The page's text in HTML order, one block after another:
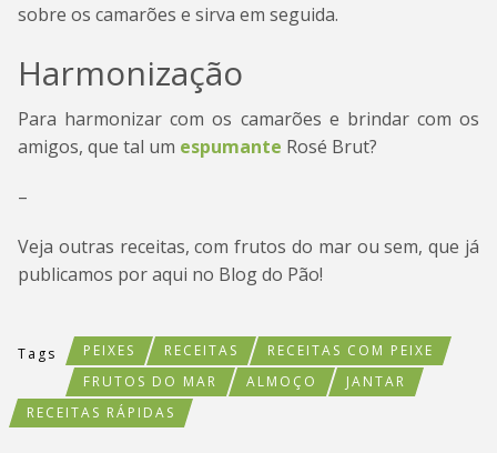
sobre os camarões e sirva em seguida.
Harmonização
Para harmonizar com os camarões e brindar com os
amigos, que tal um espumante Rosé Brut?
–
Veja outras receitas, com frutos do mar ou sem, que já
publicamos por aqui no Blog do Pão!
Tags PEIXES RECEITAS
RECEITAS COM PEIXE
FRUTOS DO MAR
ALMOÇO
JANTAR
RECEITAS RÁPIDAS